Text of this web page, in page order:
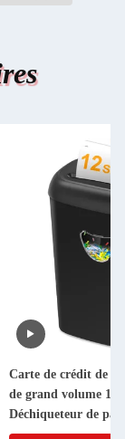
Carte de crédit de
de grand volume 12
Déchiqueteur de
avec capacité de 25L